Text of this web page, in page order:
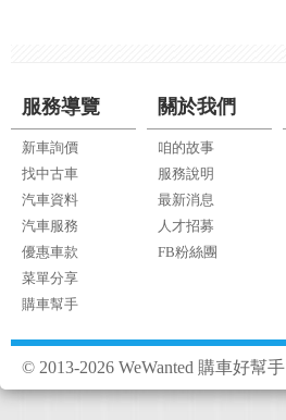
服務導覽
新車詢價
找中古車
汽車資料
汽車服務
優惠車款
菜單分享
購車幫手
關於我們
咱的故事
服務說明
最新消息
人才招募
FB粉絲團
© 2013-2026 WeWanted 購車好幫手